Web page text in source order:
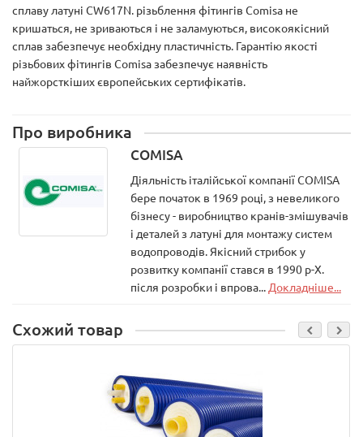
сплаву латуні CW617N. різьблення фітингів Comisa не
кришаться, не зриваються і не заламуються, високоякісний
сплав забезпечує необхідну пластичність. Гарантію якості
різьбових фітингів Comisa забезпечує наявність
найжорсткіших європейських сертифікатів.
Про виробника
COMISA
Діяльність італійської компанії COMISA
бере початок в 1969 році, з невеликого
бізнесу - виробництво кранів-змішувачів
і деталей з латуні для монтажу систем
водопроводів. Якісний стрибок у
розвитку компанії стався в 1990 р-Х.
після розробки і впрова... Докладніше...
Схожий товар